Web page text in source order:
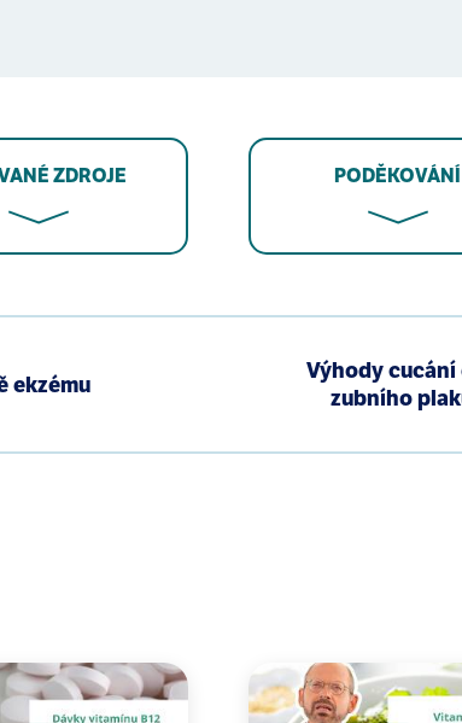
ZDROJE PODĚKOVÁNÍ
Pulling: An Ancient Practice for a Modern
MacBain M, Heneghan C. Effect of oil
Complement Ther Med. 2016 Jun;26:47-
Barrachina AA. Emissions of volatile
Pages 59-65.
Public Health. 2016 Apr 11;74:14.
of Oil Pulling on Plaque and Gingivitis.
ekzému
Výhody
zubního